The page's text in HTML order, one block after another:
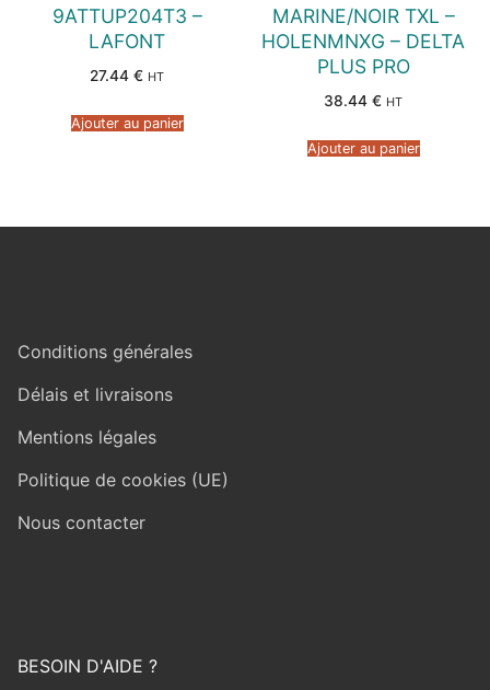
9ATTUP204T3 –
LAFONT
27.44 € HT
Ajouter au panier
MARINE/NOIR TXL –
HOLENMNXG – DELTA
PLUS PRO
38.44 € HT
Ajouter au panier
Conditions générales
Délais et livraisons
Mentions légales
Politique de cookies (UE)
Nous contacter
BESOIN D'AIDE ?